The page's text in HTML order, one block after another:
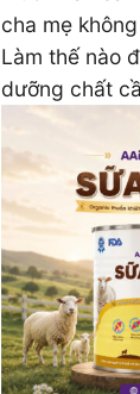
cha mẹ
Làm thế nào
dưỡng chất